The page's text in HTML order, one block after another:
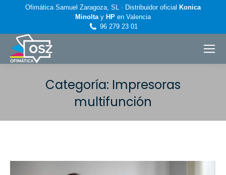
Ofimática Samuel Zaragoza, SL · Distribuidor oficial Konica
Minoltay HP en Valencia
96 279 23 01
Categoría: Impresoras
multifunción